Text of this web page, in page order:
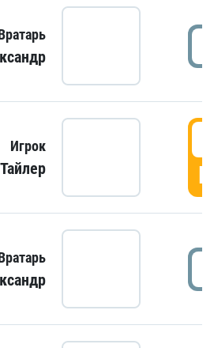
Игрок